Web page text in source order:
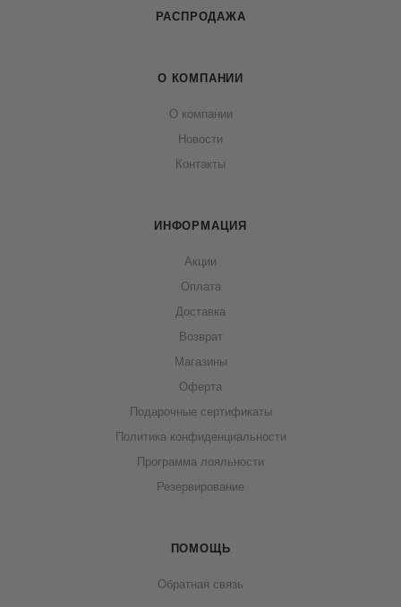
РАСПРОДАЖА
О КОМПАНИИ
О компании
Новости
Контакты
ИНФОРМАЦИЯ
Акции
Оплата
Доставка
Возврат
Магазины
Оферта
Подарочные сертификаты
Политика конфиденциальности
Программа лояльности
Резервирование
ПОМОЩЬ
Обратная связь